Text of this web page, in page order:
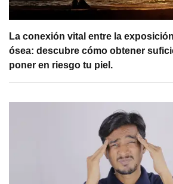
La conexión vital entre la
ósea: descubre cómo obtener
poner en riesgo tu piel.